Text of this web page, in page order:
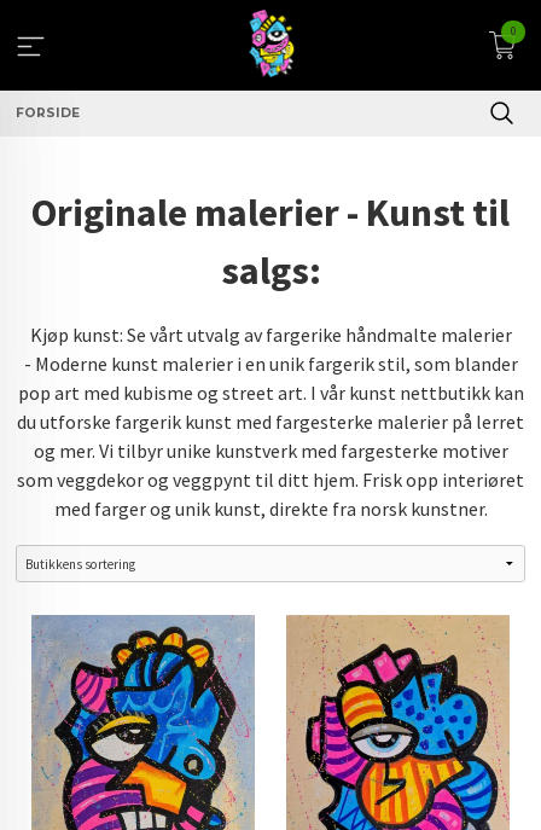
innholdet
0
FORSIDE
Originale malerier - Kunst til
salgs:
Kjøp kunst: Se vårt utvalg av fargerike håndmalte malerier
- Moderne kunst malerier i en unik fargerik stil, som blander
pop art med kubisme og street art. I vår kunst nettbutikk kan
du utforske fargerik kunst med fargesterke malerier på lerret
og mer. Vi tilbyr unike kunstverk med fargesterke motiver
som veggdekor og veggpynt til ditt hjem. Frisk opp interiøret
med farger og unik kunst, direkte fra norsk kunstner.